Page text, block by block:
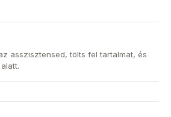
asszisztensed, tölts fel tartalmat, és